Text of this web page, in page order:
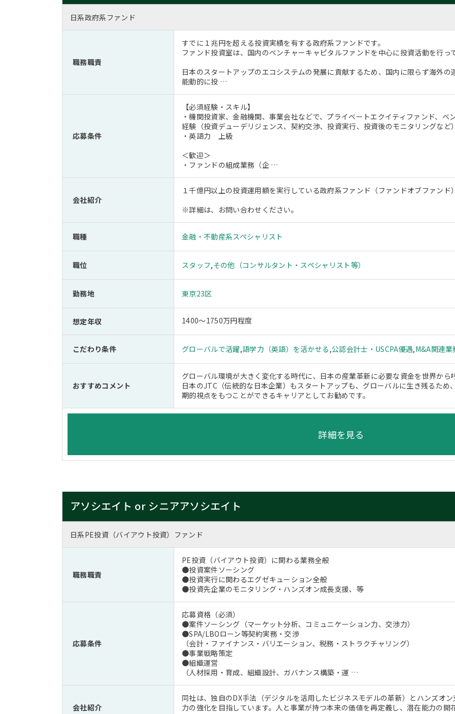
日系政府系ファンド
職務職責
すでに１兆円を超える投資実績を有する政府系ファンドです。
ファンド投資室は、国内のベンチャーキャピタルファンドを中心に投資活動を行っ
日本のスタートアップのエコシステムの発展に貢献するため、国内に限らず海外
能動的に投 …
応募条件
【必須経験・スキル】
・機関投資家、金融機関、事業会社などで、プライベートエクイティファンド、
経験（投資デューデリジェンス、契約交渉、投資実行、投資後のモニタリングなど）
・英語力 上級
＜歓迎＞
・ファンドの組成業務（企 …
会社紹介
１千億円以上の投資運用額を実行している政府系ファンド（ファンドオブファンド
※詳細は、お問い合わせください。
職種 金融・不動産系スペシャリスト
職位 スタッフ,その他（コンサルタント・スペシャリスト等）
勤務地 東京23区
想定年収 1400～1750万円程度
こだわり条件 グローバルで活躍,語学力（英語）を活かせる ,公認会計士・USCPA優遇,M&A関連業
おすすめコメント
グローバル環境が大きく変化する時代に、日本の産業革新に必要な資金を世界から
日本のJTC（伝統的な日本企業）もスタートアップも、グローバルに生き残るた
期的視点をもつことができるキャリアとしてお勧めです。
詳細を見る
アソシエイト or シニアアソシエイト
日系PE投資（バイアウト投資）ファンド
職務職責
PE投資（バイアウト投資）に関わる業務全般
●投資案件ソーシング
●投資実行に関わるエグゼキューション全般
●投資先企業のモニタリング・ハンズオン成長支援、等
応募条件
応募資格（必須）
●案件ソーシング（マーケット分析、コミュニケーション力、交渉力）
●SPA/LBOローン等契約実務・交渉
（会計・ファイナンス・バリエーション、税務・ストラクチャリング）
●事業戦略策定
●組織運営
（人材採用・育成、組織設計、ガバナンス構築・運 …
会社紹介
同社は、独自のDX手法（デジタルを活用したビジネスモデルの革新）とハンズオ
力の強化を目指しています。人と事業が持つ本来の価値を再定義し、潜在能力の